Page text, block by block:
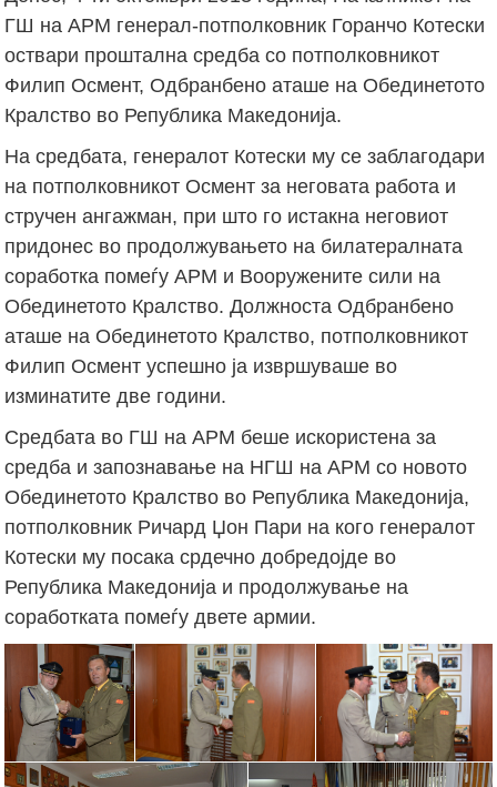
ГШ на АРМ генерал-потполковник Горанчо Котески
оствари проштална средба со потполковникот
Филип Осмент, Одбранбено аташе на Обединетото
Кралство во Република Македонија.
На средбата, генералот Котески му се заблагодари
на потполковникот Осмент за неговата работа и
стручен ангажман, при што го истакна неговиот
придонес во продолжувањето на билатералната
соработка помеѓу АРМ и Вооружените сили на
Обединетото Кралство. Должноста Одбранбено
аташе на Обединетото Кралство, потполковникот
Филип Осмент успешно ја извршуваше во
изминатите две години.
Средбата во ГШ на АРМ беше искористена за
средба и запознавање на НГШ на АРМ со новото
Обединетото Кралство во Република Македонија,
потполковник Ричард Џон Пари на кого генералот
Котески му посака срдечно добредојде во
Република Македонија и продолжување на
соработката помеѓу двете армии.